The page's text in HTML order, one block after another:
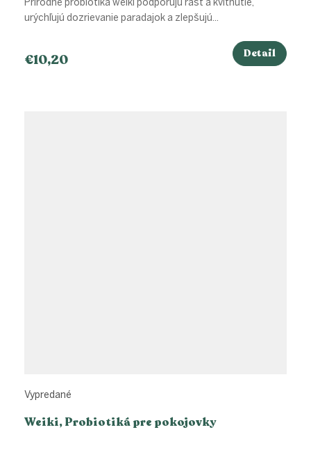
€10,20 Detail
Prírodné probiotiká weiki podporujú rast a kvitnutie,
urýchľujú dozrievanie paradajok a zlepšujú...
Weiki, Probiotiká pre pokojovky
Vypredané